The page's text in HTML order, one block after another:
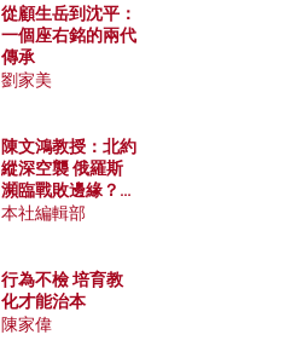
從顧生岳到沈平：
一個座右銘的兩代
傳承
劉家美
陳文鴻教授：北約
縱深空襲 俄羅斯
瀕臨戰敗邊緣？中
國零部件能左右戰
本社編輯部
行為不檢 培育教
化才能治本
陳家偉